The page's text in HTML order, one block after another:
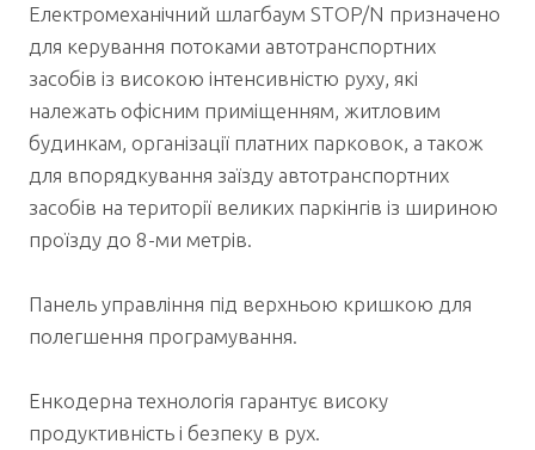
Електромеханічний шлагбаум STOP/N призначено
для керування потоками автотранспортних
засобів із високою інтенсивністю руху, які
належать офісним приміщенням, житловим
будинкам, організації платних парковок, а також
для впорядкування заїзду автотранспортних
засобів на території великих паркінгів із шириною
проїзду до 8-ми метрів.
Панель управління під верхньою кришкою для
полегшення програмування.
Енкодерна технологія гарантує високу
продуктивність і безпеку в рух.